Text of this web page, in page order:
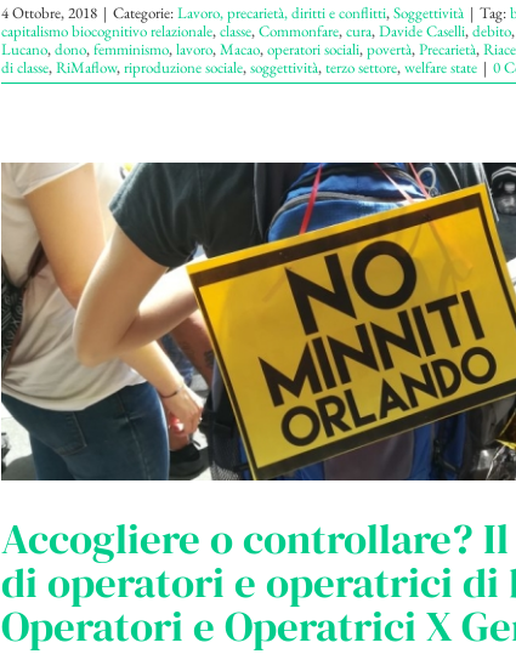
4 Ottobre, 2018 | Categorie:Lavoro, precarietà, diritti e conflitti,Soggettività | Tag:
capitalismo biocognitivo relazionale,classe,Commonfare,cura,Davide Caselli,debito,
Lucano,dono,femminismo,lavoro,Macao,operatori sociali,povertà,Precarietà,Riace
di classe,RiMaflow,riproduzione sociale,soggettività,terzo settore,welfare state | 0
Accogliere o controllare?
di operatori e operatrici di
Operatori e Operatrici X